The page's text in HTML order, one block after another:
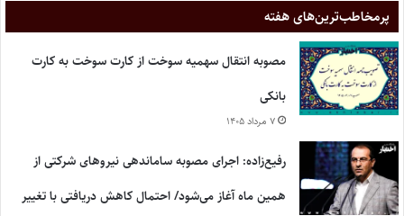
پر‌مخاطب‌ترین‌های هفته
مصوبه انتقال سهمیه سوخت از کارت سوخت به کارت
بانکی
۷ مرداد ۱۴۰۵
رفیع‌زاده: اجرای مصوبه ساماندهی نیروهای شرکتی از
همین ماه آغاز می‌شود/ احتمال کاهش دریافتی با تغییر